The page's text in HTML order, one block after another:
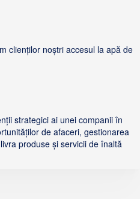
clienților noștri accesul la apă de
strategici ai unei companii în
de afaceri, gestionarea
produse și servicii de înaltă